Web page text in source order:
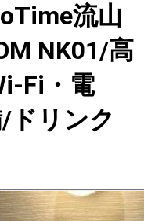
流山
NK01/高
Fi・電
ドリンク